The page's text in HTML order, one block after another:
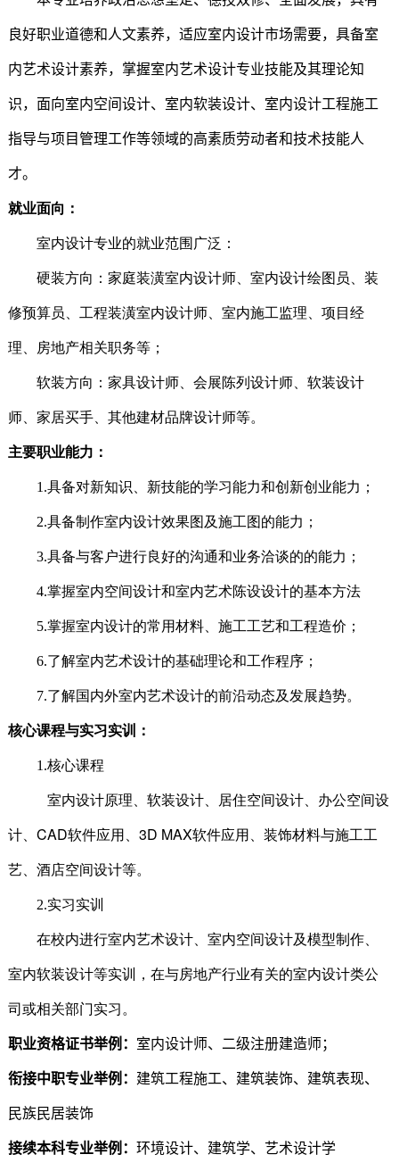
良好职业道德和人文素养，适应室内设计市场需要，具备室
内艺术设计素养，掌握室内艺术设计专业技能及其理论知
识，面向室内空间设计、室内软装设计、室内设计工程施工
指导与项目管理工作等领域的高素质劳动者和技术技能人
才。
就业面向：
室内设计专业的就业范围广泛：
硬装方向：家庭装潢室内设计师、室内设计绘图员、装
修预算员、工程装潢室内设计师、室内施工监理、项目经
理、房地产相关职务等；
软装方向：家具设计师、会展陈列设计师、软装设计
师、家居买手、其他建材品牌设计师等。
主要职业能力：
1.具备对新知识、新技能的学习能力和创新创业能力；
2.具备制作室内设计效果图及施工图的能力；
3.具备与客户进行良好的沟通和业务洽谈的的能力；
4.掌握室内空间设计和室内艺术陈设设计的基本方法
5.掌握室内设计的常用材料、施工工艺和工程造价；
6.了解室内艺术设计的基础理论和工作程序；
7.了解国内外室内艺术设计的前沿动态及发展趋势。
核心课程与实习实训：
1.核心课程
室内设计原理、软装设计、居住空间设计、办公空间设
计、 CAD软件应用、 3D MAX软件应用、装饰材料与施工工
艺、酒店空间设计等。
2.实习实训
在校内进行室内艺术设计、室内空间设计及模型制作、
室内软装设计等实训，在与房地产行业有关的室内设计类公
司或相关部门实习。
职业资格证书举例： 室内设计师、二级注册建造师；
衔接中职专业举例： 建筑工程施工、建筑装饰、建筑表现、
民族民居装饰
接续本科专业举例： 环境设计、建筑学、艺术设计学